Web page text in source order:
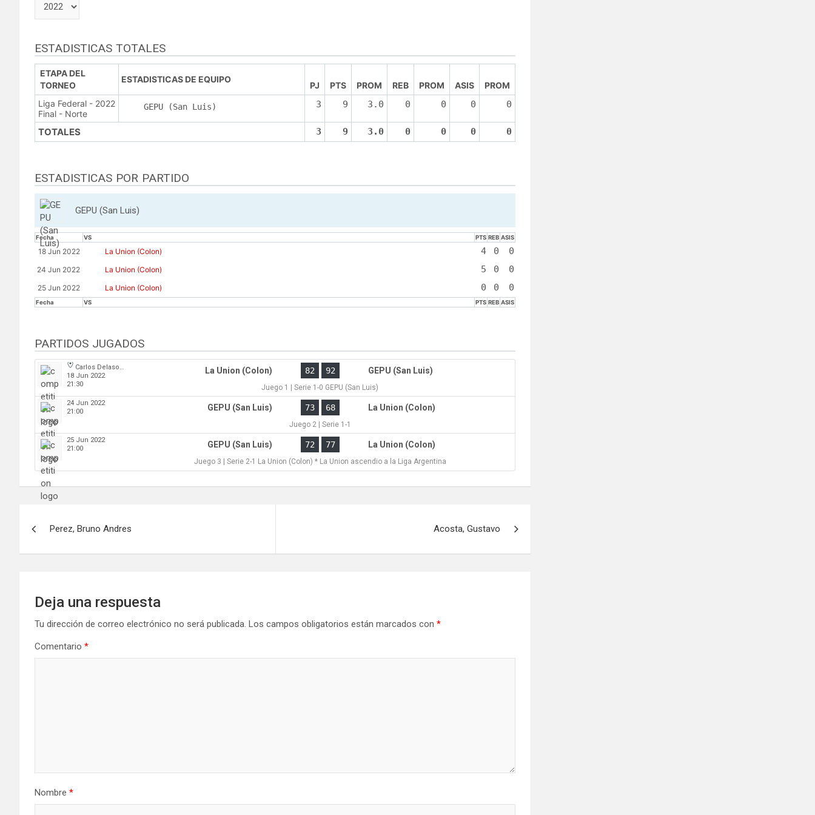
ESTADISTICAS TOTALES
ETAPA DEL
TORNEO
ESTADISTICAS DE EQUIPO
PJ PTS PROM REB PROM ASIS
PROM
Liga Federal - 2022
Final - Norte
GEPU (San Luis) 3 9 3.0 0 0 0 0
TOTALES 3 9 3.0 0 0 0 0
ESTADISTICAS POR PARTIDO
GEPU (San Luis)
Fecha VS PTS REB ASIS
18 Jun 2022 La Union (Colon) 4 0 0
24 Jun 2022 La Union (Colon) 5 0 0
25 Jun 2022 La Union (Colon) 0 0 0
Fecha VS PTS REB ASIS
PARTIDOS JUGADOS
Carlos Delasoie
18 Jun 2022
21:30
La Union (Colon) 82 92 GEPU (San Luis)
Juego 1 | Serie 1-0 GEPU (San Luis)
24 Jun 2022
21:00
GEPU (San Luis) 73 68 La Union (Colon)
Juego 2 | Serie 1-1
25 Jun 2022
21:00
GEPU (San Luis) 72 77 La Union (Colon)
Juego 3 | Serie 2-1 La Union (Colon) * La Union ascendio a la Liga Argentina
Perez, Bruno Andres Acosta, Gustavo
Deja una respuesta
Tu dirección de correo electrónico no será publicada. Los campos obligatorios están marcados con *
Comentario *
Nombre *